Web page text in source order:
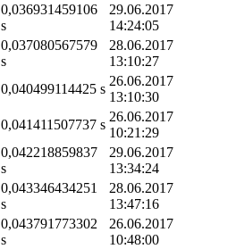
0,036931459106
s
29.06.2017
14:24:05
0,037080567579
s
28.06.2017
13:10:27
0,040499114425 s
26.06.2017
13:10:30
0,041411507737 s
26.06.2017
10:21:29
0,042218859837
s
29.06.2017
13:34:24
0,043346434251
s
28.06.2017
13:47:16
0,043791773302
s
26.06.2017
10:48:00